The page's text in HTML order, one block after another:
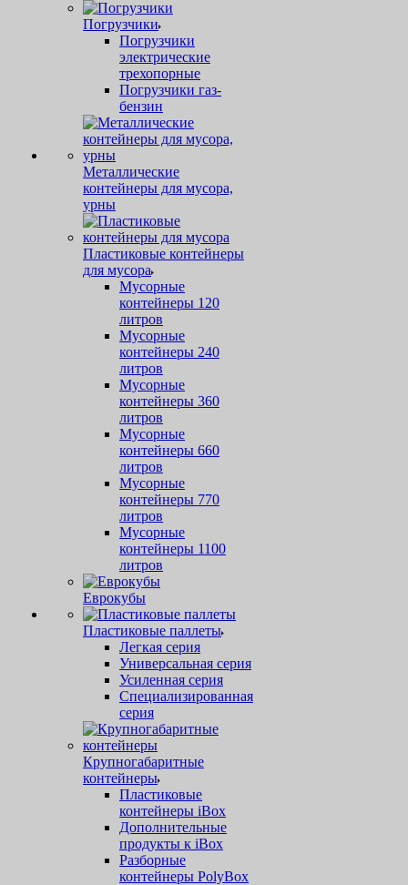
Погрузчики
Погрузчики
электрические
трехопорные
Погрузчики газ-
бензин
Металлические
контейнеры для мусора,
урны
Пластиковые контейнеры
для мусора
Мусорные
контейнеры 120
литров
Мусорные
контейнеры 240
литров
Мусорные
контейнеры 360
литров
Мусорные
контейнеры 660
литров
Мусорные
контейнеры 770
литров
Мусорные
контейнеры 1100
литров
Еврокубы
Пластиковые паллеты
Легкая серия
Универсальная серия
Усиленная серия
Специализированная
серия
Крупногабаритные
контейнеры
Пластиковые
контейнеры iBox
Дополнительные
продукты к iBox
Разборные
контейнеры PolyBox